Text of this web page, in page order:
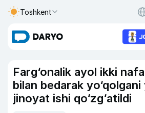
Toshkent
Farg‘onalik ayol ikki
bilan bedarak
jinoyat ishi qo‘zg‘atildi